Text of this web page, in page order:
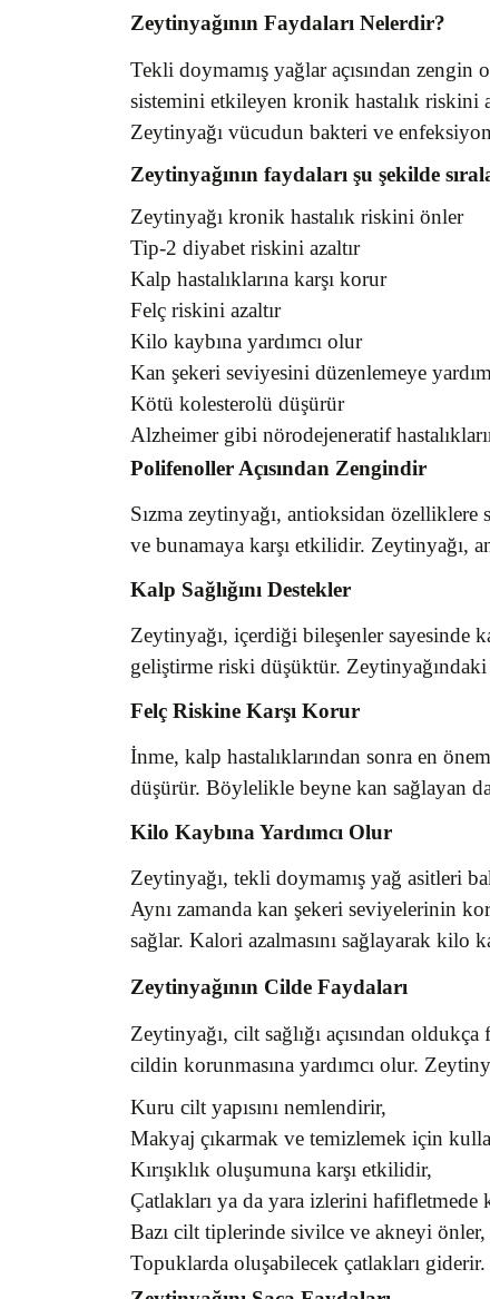
Zeytinyağının Faydaları Nelerdir?
Tekli doymamış yağlar açısından
sistemini etkileyen kronik hastalık riskini
Zeytinyağı vücudun bakteri ve
Zeytinyağının faydaları şu şekilde
Zeytinyağı kronik hastalık riskini önler
Tip-2 diyabet riskini azaltır
Kalp hastalıklarına karşı korur
Felç riskini azaltır
Kilo kaybına yardımcı olur
Kan şekeri seviyesini düzenlemeye
Kötü kolesterolü düşürür
Alzheimer gibi nörodejeneratif
Polifenoller Açısından Zengindir
Sızma zeytinyağı, antioksidan
ve bunamaya karşı etkilidir. Zeytinyağı,
Kalp Sağlığını Destekler
Zeytinyağı, içerdiği bileşenler sayesinde
geliştirme riski düşüktür. Zeytinyağındaki
Felç Riskine Karşı Korur
İnme, kalp hastalıklarından sonra en
düşürür. Böylelikle beyne kan sağlayan
Kilo Kaybına Yardımcı Olur
Zeytinyağı, tekli doymamış yağ asitleri
Aynı zamanda kan şekeri seviyelerinin
sağlar. Kalori azalmasını sağlayarak kilo
Zeytinyağının Cilde Faydaları
Zeytinyağı, cilt sağlığı açısından
cildin korunmasına yardımcı olur.
Kuru cilt yapısını nemlendirir,
Makyaj çıkarmak ve temizlemek için
Kırışıklık oluşumuna karşı etkilidir,
Çatlakları ya da yara izlerini hafifletmede
Bazı cilt tiplerinde sivilce ve akneyi önler,
Topuklarda oluşabilecek çatlakları giderir.